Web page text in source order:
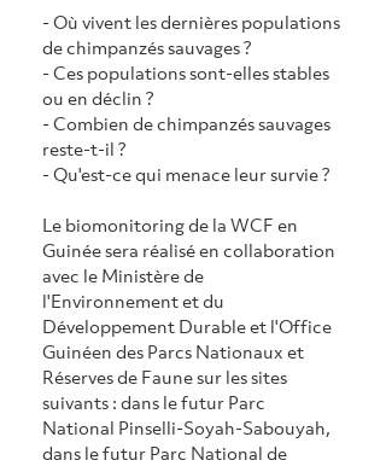
- Où vivent les dernières populations
de chimpanzés sauvages ?
- Ces populations sont-elles stables
ou en déclin ?
- Combien de chimpanzés sauvages
reste-t-il ?
- Qu'est-ce qui menace leur survie ?
Le biomonitoring de la WCF en
Guinée sera réalisé en collaboration
avec le Ministère de
l'Environnement et du
Développement Durable et l'Office
Guinéen des Parcs Nationaux et
Réserves de Faune sur les sites
suivants : dans le futur Parc
National Pinselli-Soyah-Sabouyah,
dans le futur Parc National de